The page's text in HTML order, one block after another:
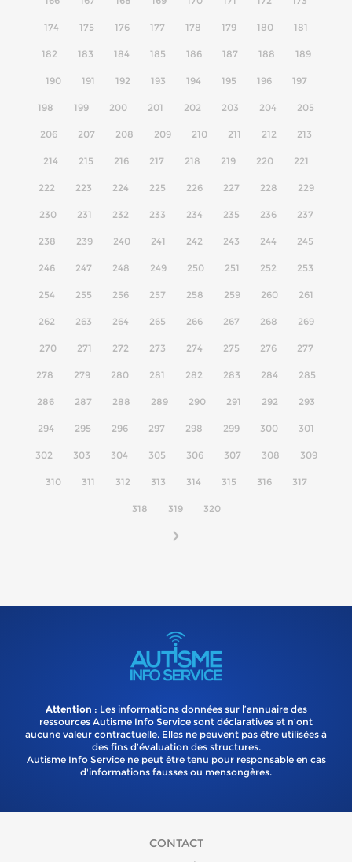
174 175 176 177 178 179 180 181
182 183 184 185 186 187 188 189
190 191 192 193 194 195 196 197
198 199 200 201 202 203 204 205
206 207 208 209 210 211 212 213
214 215 216 217 218 219 220 221
222 223 224 225 226 227 228 229
230 231 232 233 234 235 236 237
238 239 240 241 242 243 244 245
246 247 248 249 250 251 252 253
254 255 256 257 258 259 260 261
262 263 264 265 266 267 268 269
270 271 272 273 274 275 276 277
278 279 280 281 282 283 284 285
286 287 288 289 290 291 292 293
294 295 296 297 298 299 300 301
302 303 304 305 306 307 308 309
310 311 312 313 314 315 316 317
318 319 320
Attention : Les informations données sur l’annuaire des
ressources Autisme Info Service sont déclaratives et n’ont
aucune valeur contractuelle. Elles ne peuvent pas être utilisées à
des fins d’évaluation des structures.
Autisme Info Service ne peut être tenu pour responsable en cas
d'informations fausses ou mensongères.
CONTACT